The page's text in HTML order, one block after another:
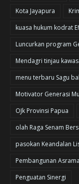
Kota Jayapura
kuasa hukum kodrat
Luncurkan program
Mendagri tinjau
menu terbaru Sagu
Motivator Generasi
OJk Provinsi Papua
olah Raga Senam
pasokan Keandalan
Pembangunan
Penguatan Sinergi